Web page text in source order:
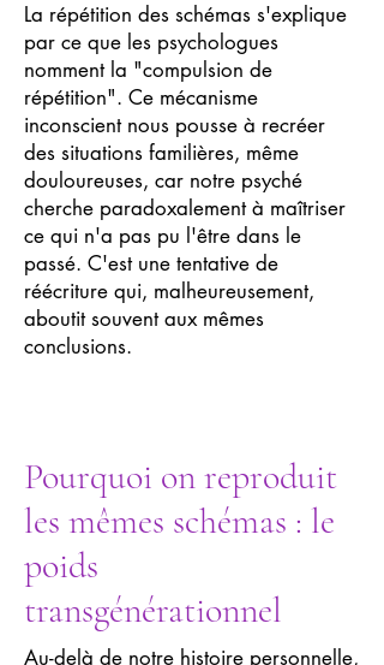
La répétition des schémas s'explique
par ce que les psychologues
nomment la "compulsion de
répétition". Ce mécanisme
inconscient nous pousse à recréer
des situations familières, même
douloureuses, car notre psyché
cherche paradoxalement à maîtriser
ce qui n'a pas pu l'être dans le
passé. C'est une tentative de
réécriture qui, malheureusement,
aboutit souvent aux mêmes
conclusions.
Pourquoi on reproduit
les mêmes schémas : le
poids
transgénérationnel
Au-delà de notre histoire personnelle,